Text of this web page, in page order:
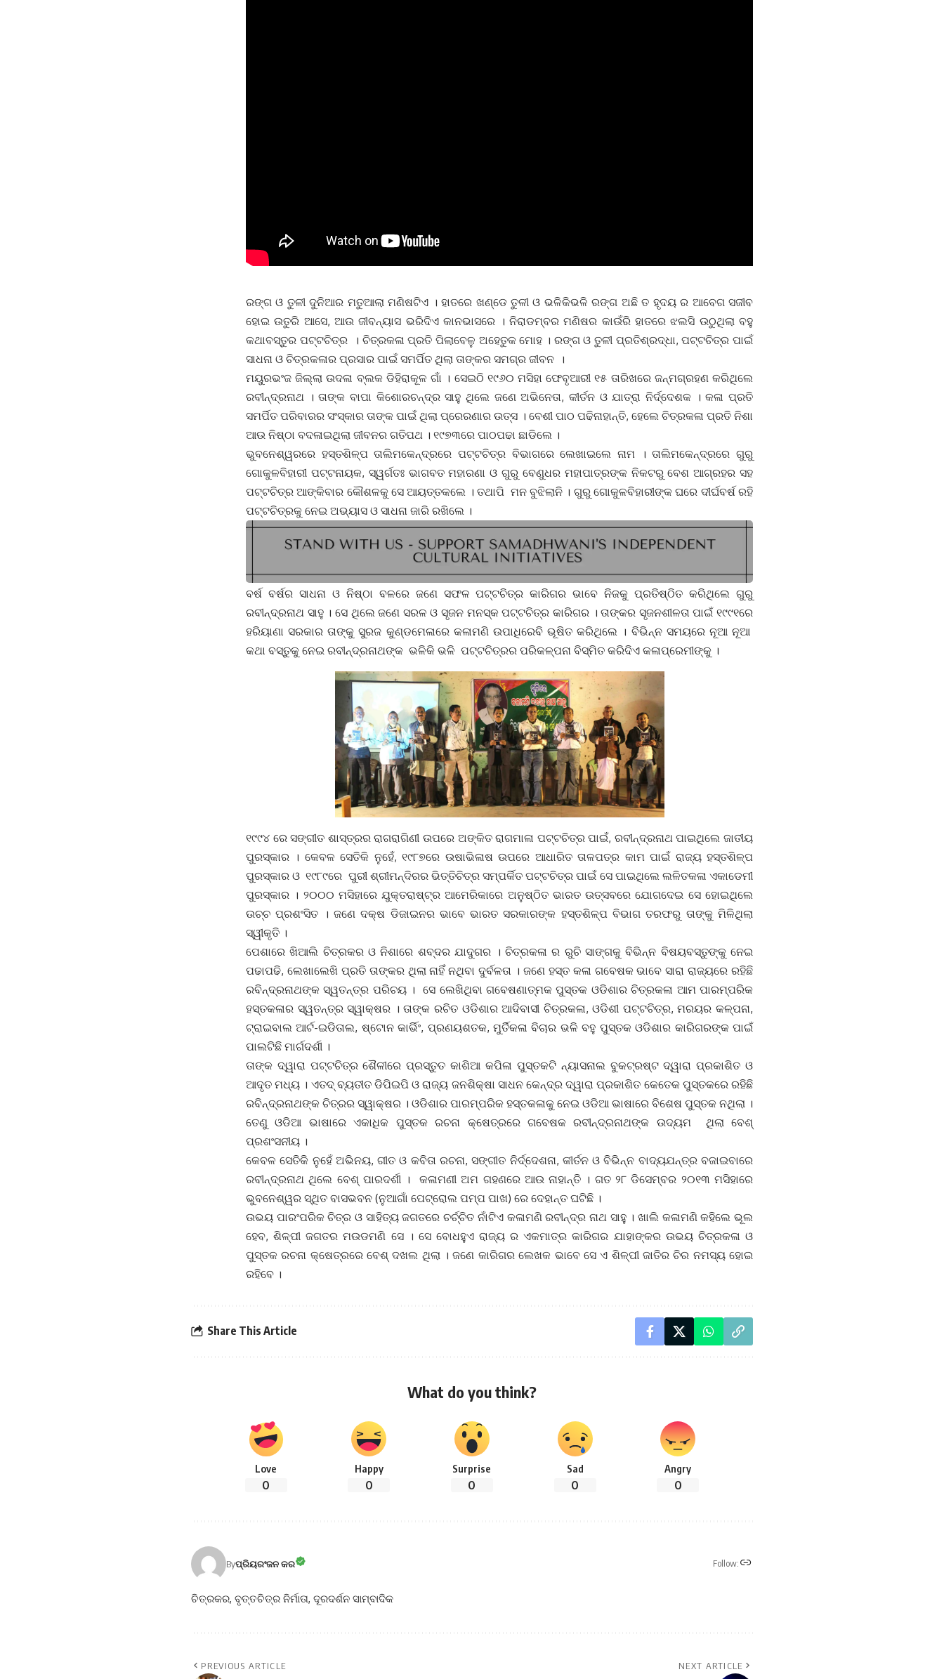
ରଙ୍ଗ ଓ ତୁଳୀ ଦୁନିଆର ମତୁଆଲା ମଣିଷଟିଏ । ହାତରେ ଖଣ୍ଡେ ତୁଳୀ ଓ ଭଳିକିଭଳି ରଙ୍ଗ ଅଛି ତ ହୃଦୟ ର ଆବେଗ ସଜୀବ
ହୋଇ ଉତୁରି ଆସେ, ଆଉ ଜୀବନ୍ୟାସ ଭରିଦିଏ କାନଭାସରେ । ନିରାଡମ୍ବର ମଣିଷର କାଉଁରି ହାତରେ ଝଲସି ଉଠୁଥିଲା ବହୁ
କଥାବସ୍ତୁର ପଟ୍ଟଚିତ୍ର । ଚିତ୍ରକଳା ପ୍ରତି ପିଲାବେଳୁ ଅହେତୁକ ମୋହ । ରଙ୍ଗ ଓ ତୁଳୀ ପ୍ରତିଶ୍ରଦ୍ଧା, ପଟ୍ଟଚିତ୍ର ପାଇଁ
ସାଧନା ଓ ଚିତ୍ରକଳାର ପ୍ରସାର ପାଇଁ ସମର୍ପିତ ଥିଲା ତାଙ୍କର ସମଗ୍ର ଜୀବନ ।
ମୟୁରଭଂଜ ଜିଲ୍ଲା ଉଦଳା ବ୍ଲକ ଡିହିରାକୂଳ ଗାଁ । ସେଇଠି ୧୯୬୦ ମସିହା ଫେବୃଆରୀ ୧୫ ତାରିଖରେ ଜନ୍ମଗ୍ରହଣ କରିଥିଲେ
ରବୀନ୍ଦ୍ରନାଥ । ତାଙ୍କ ବାପା କିଶୋରଚନ୍ଦ୍ର ସାହୁ ଥିଲେ ଜଣେ ଅଭିନେତା, କୀର୍ତନ ଓ ଯାତ୍ରା ନିର୍ଦ୍ଦେଶକ । କଳା ପ୍ରତି
ସମର୍ପିତ ପରିବାରର ସଂସ୍କାର ତାଙ୍କ ପାଇଁ ଥିଲା ପ୍ରେରଣାର ଉତ୍ସ । ବେଶୀ ପାଠ ପଢିନାହାନ୍ତି, ହେଲେ ଚିତ୍ରକଳା ପ୍ରତି ନିଶା
ଆଉ ନିଷ୍ଠା ବଦଳାଇଥିଲା ଜୀବନର ଗତିପଥ । ୧୯୭୩ରେ ପାଠପଢା ଛାଡିଲେ ।
ଭୁବନେଶ୍ୱରରେ ହସ୍ତଶିଳ୍ପ ତାଲିମକେନ୍ଦ୍ରରେ ପଟ୍ଟଚିତ୍ର ବିଭାଗରେ ଲେଖାଇଲେ ନାମ । ତାଲିମକେନ୍ଦ୍ରରେ ଗୁରୁ
ଗୋକୁଳବିହାରୀ ପଟ୍ଟନାୟକ, ସ୍ୱର୍ଗତଃ ଭାଗବତ ମହାରଣା ଓ ଗୁରୁ ବେଣୁଧର ମହାପାତ୍ରଙ୍କ ନିକଟରୁ ବେଶ ଆଗ୍ରହର ସହ
ପଟ୍ଟଚିତ୍ର ଆଙ୍କିବାର କୌଶଳକୁ ସେ ଆୟତ୍ତକଲେ । ତଥାପି ମନ ବୁଝିଲାନି । ଗୁରୁ ଗୋକୁଳବିହାରୀଙ୍କ ଘରେ ଦୀର୍ଘବର୍ଷ ରହି
ପଟ୍ଟଚିତ୍ରକୁ ନେଇ ଅଭ୍ୟାସ ଓ ସାଧନା ଜାରି ରଖିଲେ ।
ବର୍ଷ ବର୍ଷର ସାଧନା ଓ ନିଷ୍ଠା ବଳରେ ଜଣେ ସଫଳ ପଟ୍ଟଚିତ୍ର କାରିଗର ଭାବେ ନିଜକୁ ପ୍ରତିଷ୍ଠିତ କରିଥିଲେ ଗୁରୁ
ରବୀନ୍ଦ୍ରନାଥ ସାହୁ । ସେ ଥିଲେ ଜଣେ ସରଳ ଓ ସୃଜନ ମନସ୍କ ପଟ୍ଟଚିତ୍ର କାରିଗର । ତାଙ୍କର ସୃଜନଶୀଳତା ପାଇଁ ୧୯୯୧ରେ
ହରିୟାଣା ସରକାର ତାଙ୍କୁ ସୁରଜ କୁଣ୍ଡମେଳାରେ କଳାମଣି ଉପାଧିରେବି ଭୂଷିତ କରିଥିଲେ । ବିଭିନ୍ନ ସମୟରେ ନୂଆ ନୂଆ
କଥା ବସ୍ତୁକୁ ନେଇ ରବୀନ୍ଦ୍ରନାଥଙ୍କ ଭଳିକି ଭଳି ପଟ୍ଟଚିତ୍ରର ପରିକଳ୍ପନା ବିସ୍ମିତ କରିଦିଏ କଳାପ୍ରେମୀଙ୍କୁ ।
୧୯୯୪ ରେ ସଙ୍ଗୀତ ଶାସ୍ତ୍ରର ରାଗରାଗିଣୀ ଉପରେ ଅଙ୍କିତ ରାଗମାଳା ପଟ୍ଟଚିତ୍ର ପାଇଁ, ରବୀନ୍ଦ୍ରନାଥ ପାଇଥିଲେ ଜାତୀୟ
ପୁରସ୍କାର । କେବଳ ସେତିକି ନୁହେଁ, ୧୯୮୭ରେ ଉଷାଭିଳାଷ ଉପରେ ଆଧାରିତ ତାଳପତ୍ର କାମ ପାଇଁ ରାଜ୍ୟ ହସ୍ତଶିଳ୍ପ
ପୁରସ୍କାର ଓ ୧୯୮୯ରେ ପୁରୀ ଶ୍ରୀମନ୍ଦିରର ଭିତ୍ତିଚିତ୍ର ସମ୍ପର୍କିତ ପଟ୍ଟଚିତ୍ର ପାଇଁ ସେ ପାଇଥିଲେ ଲଳିତକଳା ଏକାଡେମୀ
ପୁରସ୍କାର । ୨୦୦୦ ମସିହାରେ ଯୁକ୍ତରାଷ୍ଟ୍ର ଆମେରିକାରେ ଅନୁଷ୍ଠିତ ଭାରତ ଉତ୍ସବରେ ଯୋଗଦେଇ ସେ ହୋଇଥିଲେ
ଉଚ୍ଚ ପ୍ରଶଂସିତ । ଜଣେ ଦକ୍ଷ ଡିଜାଇନର ଭାବେ ଭାରତ ସରକାରଙ୍କ ହସ୍ତଶିଳ୍ପ ବିଭାଗ ତରଫରୁ ତାଙ୍କୁ ମିଳିଥିଲା
ସ୍ୱୀକୃତି ।
ପେଶାରେ ଖିଆଲି ଚିତ୍ରକର ଓ ନିଶାରେ ଶବ୍ଦର ଯାଦୁଗର । ଚିତ୍ରକଳା ର ରୁଚି ସାଙ୍ଗକୁ ବିଭିନ୍ନ ବିଷୟବସ୍ତୁଙ୍କୁ ନେଇ
ପଢାପଢି, ଲେଖାଲେଖି ପ୍ରତି ତାଙ୍କର ଥିଲା ନାହିଁ ନଥିବା ଦୁର୍ବଳତା । ଜଣେ ହସ୍ତ କଳା ଗବେଷକ ଭାବେ ସାରା ରାଜ୍ୟରେ ରହିଛି
ରବିନ୍ଦ୍ରନାଥଙ୍କ ସ୍ୱତନ୍ତ୍ର ପରିଚୟ । ସେ ଲେଖିଥିବା ଗବେଷଣାତ୍ମକ ପୁସ୍ତକ ଓଡିଶାର ଚିତ୍ରକଳା ଆମ ପାରମ୍ପରିକ
ହସ୍ତକଳାର ସ୍ୱତନ୍ତ୍ର ସ୍ୱାକ୍ଷର । ତାଙ୍କ ରଚିତ ଓଡିଶାର ଆଦିବାସୀ ଚିତ୍ରକଳା, ଓଡିଶୀ ପଟ୍ଟଚିତ୍ର, ମରୟର କଳ୍ପନା,
ଟ୍ରାଇବାଲ ଆର୍ଟ-ଇଡିତାଲ, ଷ୍ଟୋନ କାର୍ଭିଂ, ପ୍ରଣୟଶତକ, ମୁର୍ତିକଳା ବିଚାର ଭଳି ବହୁ ପୁସ୍ତକ ଓଡିଶାର କାରିଗରଙ୍କ ପାଇଁ
ପାଲଟିଛି ମାର୍ଗଦର୍ଶୀ ।
ତାଙ୍କ ଦ୍ୱାରା ପଟ୍ଟଚିତ୍ର ଶୈଳୀରେ ପ୍ରସ୍ତୁତ କାଶିଆ କପିଳା ପୁସ୍ତକଟି ନ୍ୟାସନାଲ ବୁକଟ୍ରଷ୍ଟ ଦ୍ୱାରା ପ୍ରକାଶିତ ଓ
ଆଦୃତ ମଧ୍ୟ । ଏତଦ୍ ବ୍ୟତୀତ ଡିପିଇପି ଓ ରାଜ୍ୟ ଜନଶିକ୍ଷା ସାଧନ କେନ୍ଦ୍ର ଦ୍ୱାରା ପ୍ରକାଶିତ କେତେକ ପୁସ୍ତକରେ ରହିଛି
ରବିନ୍ଦ୍ରନାଥଙ୍କ ଚିତ୍ରର ସ୍ୱାକ୍ଷର । ଓଡିଶାର ପାରମ୍ପରିକ ହସ୍ତକଳାକୁ ନେଇ ଓଡିଆ ଭାଷାରେ ବିଶେଷ ପୁସ୍ତକ ନଥିଲା ।
ତେଣୁ ଓଡିଆ ଭାଷାରେ ଏକାଧିକ ପୁସ୍ତକ ରଚନା କ୍ଷେତ୍ରରେ ଗବେଷକ ରବୀନ୍ଦ୍ରନାଥଙ୍କ ଉଦ୍ୟମ ଥିଲା ବେଶ୍
ପ୍ରଶଂସନୀୟ ।
କେବଳ ସେତିକି ନୁହେଁ ଅଭିନୟ, ଗୀତ ଓ କବିତା ରଚନା, ସଙ୍ଗୀତ ନିର୍ଦ୍ଦେଶନା, କୀର୍ତନ ଓ ବିଭିନ୍ନ ବାଦ୍ୟଯନ୍ତ୍ର ବଜାଇବାରେ
ରବୀନ୍ଦ୍ରନାଥ ଥିଲେ ବେଶ୍ ପାରଦର୍ଶୀ । କଳାମଣୀ ଅମ ଗହଣରେ ଆଉ ନାହାନ୍ତି । ଗତ ୨୮ ଡିସେମ୍ବର ୨୦୧୩ ମସିହାରେ
ଭୁବନେଶ୍ୱର ସ୍ଥିତ ବାସଭବନ (ନୁଆଗାଁ ପେଟ୍ରୋଲ ପମ୍ପ ପାଖ) ରେ ଦେହାନ୍ତ ଘଟିଛି ।
ଉଭୟ ପାରଂପରିକ ଚିତ୍ର ଓ ସାହିତ୍ୟ ଜଗତରେ ଚର୍ଚ୍ଚିତ ନାଁଟିଏ କଳାମଣି ରବୀନ୍ଦ୍ର ନାଥ ସାହୁ । ଖାଲି କଳାମଣି କହିଲେ ଭୂଲ
ହେବ, ଶିଳ୍ପୀ ଜଗତର ମଉଡମଣି ସେ । ସେ ବୋଧହୁଏ ରାଜ୍ୟ ର ଏକମାତ୍ର କାରିଗର ଯାହାଙ୍କର ଉଭୟ ଚିତ୍ରକଳା ଓ
ପୁସ୍ତକ ରଚନା କ୍ଷେତ୍ରରେ ବେଶ୍ ଦଖଲ ଥିଲା । ଜଣେ କାରିଗର ଲେଖକ ଭାବେ ସେ ଏ ଶିଳ୍ପୀ ଜାତିର ଚିର ନମସ୍ୟ ହୋଇ
ରହିବେ ।
Share This Article
What do you think?
Love
0
Happy
0
Surprise
0
Sad
0
Angry
0
Byପ୍ରିୟରଂଜନ କର Follow:
ଚିତ୍ରକର, ବୃତ୍ତଚିତ୍ର ନିର୍ମାତା, ଦୂରଦର୍ଶନ ସାମ୍ବାଦିକ
PREVIOUS ARTICLE NEXT ARTICLE